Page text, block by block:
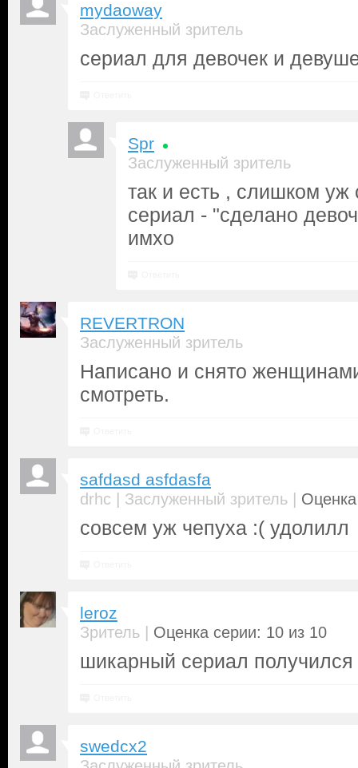
mydaoway
Заслуженный зритель
сериал для девочек и
Spr
Заслуженный зритель
так и есть , слишком
сериал - "сделано
имхо
REVERTRON
Заслуженный зритель
Написано и снято
смотреть.
safdasd asfdasfa
drhc | Заслуженный зритель |
совсем уж чепуха :( удолилл
leroz
Зритель | Оценка серии: 10 из 10
шикарный сериал получился
swedcx2